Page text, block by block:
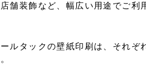
舗装飾など、幅広い用途でご利
ルタックの壁紙印刷は、それぞ